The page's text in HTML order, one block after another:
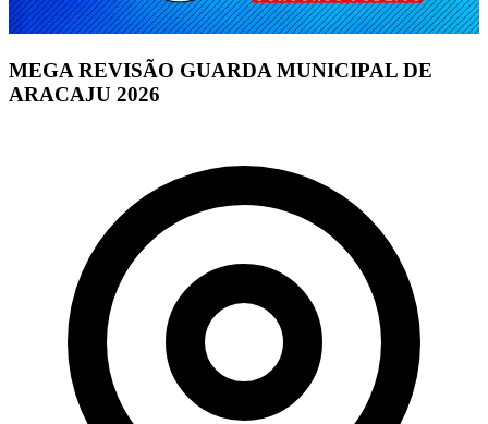
MEGA REVISÃO GUARDA MUNICIPAL DE
ARACAJU 2026